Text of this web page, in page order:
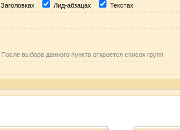
Заголовках Лид-абзацах Текстах
После выбора данного пункта откроется список групп